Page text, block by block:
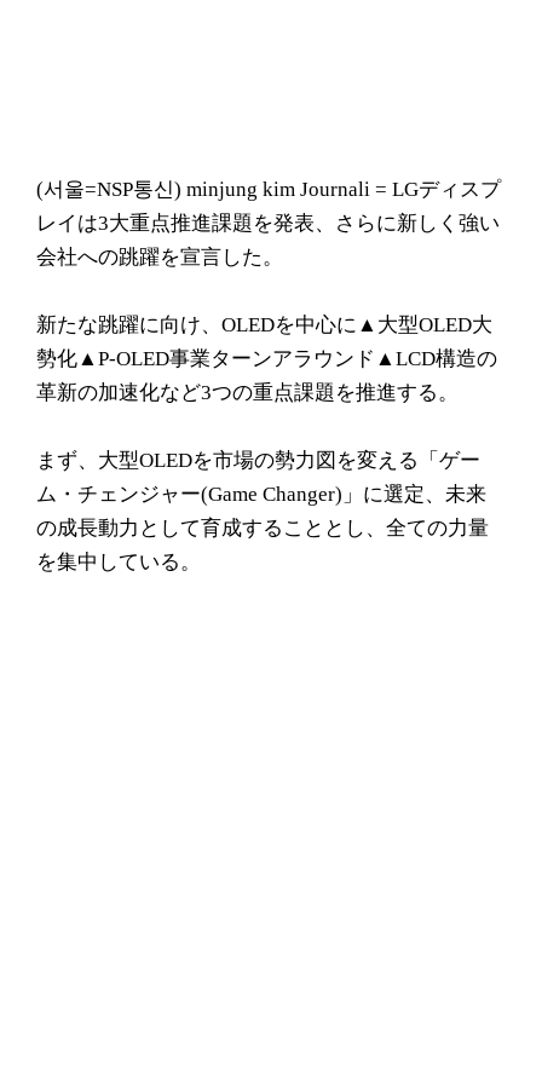
(서울=NSP통신) minjung kim Journali = LGディスプ
レイは3大重点推進課題を発表、さらに新しく強い
会社への跳躍を宣言した。
新たな跳躍に向け、OLEDを中心に▲大型OLED大
勢化▲P-OLED事業ターンアラウンド▲LCD構造の
革新の加速化など3つの重点課題を推進する。
まず、大型OLEDを市場の勢力図を変える「ゲー
ム・チェンジャー(Game Changer)」に選定、未来
の成長動力として育成することとし、全ての力量
を集中している。